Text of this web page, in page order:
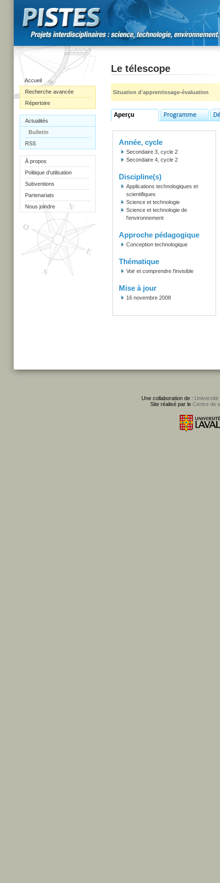
Accueil
Recherche avancée
Répertoire
Actualités
Bulletin
RSS
À propos
Politique d'utilisation
Subventions
Partenariats
Nous joindre
Le télescope
Situation d'apprentissage-évaluation
Année, cycle
Secondaire 3, cycle 2
Secondaire 4, cycle 2
Discipline(s)
Applications technologiques et
scientifiques
Science et technologie
Science et technologie de
l'environnement
Approche pédagogique
Conception technologique
Thématique
Voir et comprendre l'invisible
Mise à jour
16 novembre 2008
Une collaboration de : Université
Site réalisé par le Centre de